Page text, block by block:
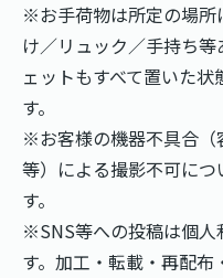
※お手荷物は所定の場所
け／リュック／手持ち
ェットもすべて置いた
す。
※お客様の機器不具合（
等）による撮影不可に
す。
※SNS等への投稿は個人
す。加工・転載・再配布